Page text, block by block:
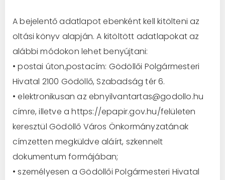
Abejelentőadatlapot ebenként kell kitölteni az
oltási könyv alapján. A kitöltött adatlapokat az
alábbi módokon lehetbenyújtani:
•postai úton,postacím: Gödöllői Polgármesteri
Hivatal 2100 Gödöllő, Szabadság tér6.
•elektronikusanaz ebnyilvantartas@godollo.hu
címre, illetve ahttps://epapir.gov.hu/felületen
keresztül Gödöllő Város Önkormányzatának
címzetten megküldve aláírt, szkennelt
dokumentum formájában;
•személyesen a Gödöllői Polgármesteri Hivatal